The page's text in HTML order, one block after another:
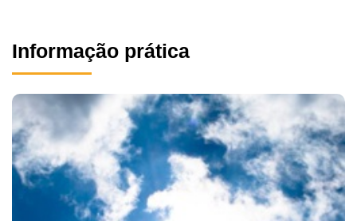
Informação prática